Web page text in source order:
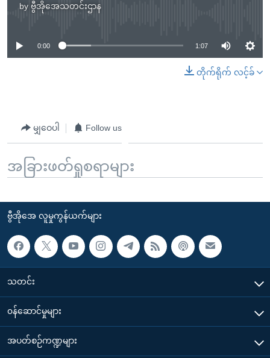
by ဗွီအိုအေသတင်းဌာန
No media source currently available
0:00 1:07
တိုက်ရိုက် လင့်ခ်
မျှဝေပါ Follow us
အခြားဖတ်ရှုစရာများ
ဗွီအိုအေ လူမှုကွန်ယက်များ
သတင်း
၀န်ဆောင်မှုများ
အပတ်စဉ်ကဏ္ဍများ